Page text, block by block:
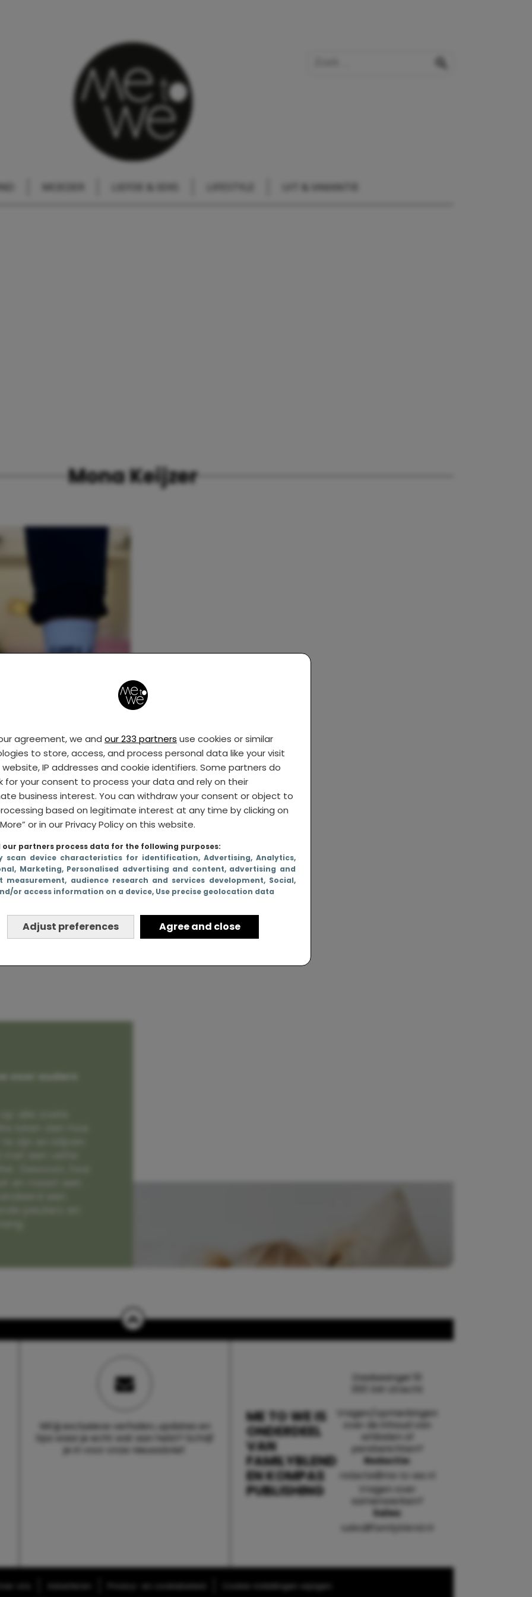
agreement, we and our 233 partners use cookies or similar
to store, access, and process personal data like your visit
IP addresses and cookie identifiers. Some partners do
for your consent to process your data and rely on their
business interest. You can withdraw your consent or object to
based on legitimate interest at any time by clicking on
or in our Privacy Policy on this website.
our partners process data for the following purposes:
scan device characteristics for identification, Advertising, Analytics,
, Marketing, Personalised advertising and content, advertising and
measurement, audience research and services development, Social,
or access information on a device, Use precise geolocation data
Adjust preferences Agree and close
MOEDER LIEFDE & SEKS UIT & VAKANTIE
Mona Keijzer
het
te
voor ouders
Wil jij exclusieve verhalen, updates en
tips waar je echt wat aan hebt? Schrijf
je in voor onze nieuwsbrief.
ME TO WE IS
ONDERDEEL
VAN
FAMILYBLEND
EN KOMPAS
PUBLISHING
Daalsesingel 51
3511 SW Utrecht
Vragen/opmerkingen
over de inhoud van
artikelen of
persberichten?
Redactie:
redactie@me-to-we.nl
Vragen over
samenwerken?
Sales:
sales@familyblend.nl
Cookie-instellingen wijzigen